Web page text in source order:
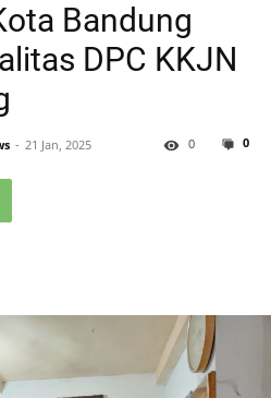
Bandung
DPC KKJN
21 Jan, 2025 0
0